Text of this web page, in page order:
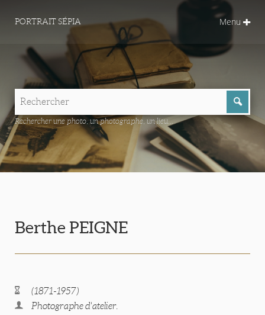
PORTRAIT SÉPIA Menu
Rechercher une photo, un photographe, un lieu...
Berthe PEIGNE
(1871-1957)
Photographe d'atelier.